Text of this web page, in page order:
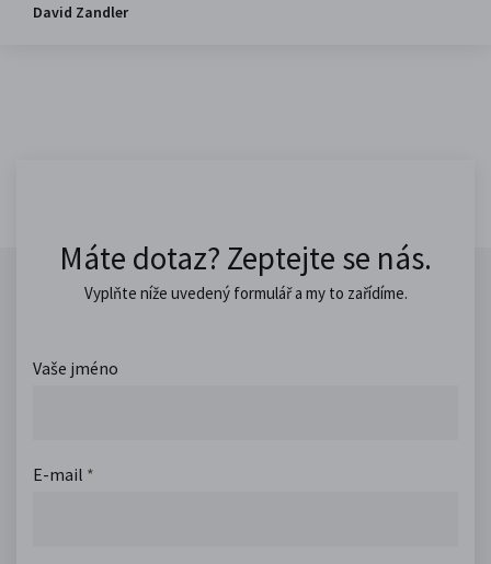
David Zandler
Máte dotaz? Zeptejte se nás.
Vyplňte níže uvedený formulář a my to zařídíme.
Vaše jméno
E-mail *